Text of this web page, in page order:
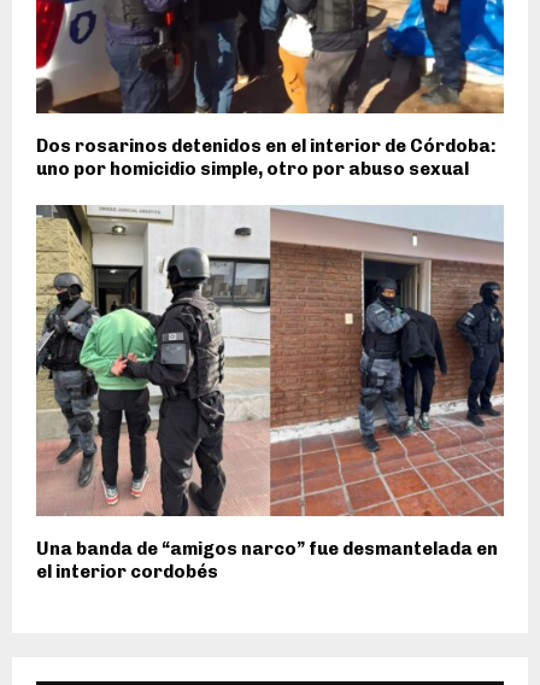
Dos rosarinos detenidos en el interior de Córdoba:
uno por homicidio simple, otro por abuso sexual
Una banda de “amigos narco” fue desmantelada en
el interior cordobés